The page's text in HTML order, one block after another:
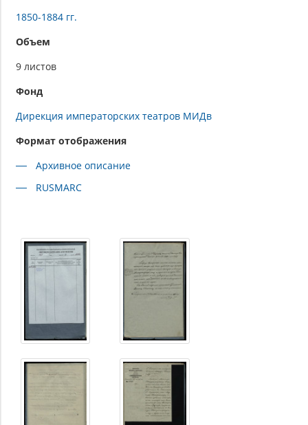
1850-1884 гг.
Объем
9 листов
Фонд
Дирекция императорских театров МИДв
Формат отображения
Архивное описание
RUSMARC